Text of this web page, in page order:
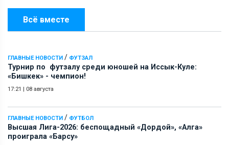
Всё вместе
ГЛАВНЫЕ НОВОСТИ / ФУТЗАЛ
Турнир по футзалу среди юношей на Иссык-Куле:
«Бишкек» - чемпион!
17:21 | 08 августа
ГЛАВНЫЕ НОВОСТИ / ФУТБОЛ
Высшая Лига-2026: беспощадный «Дордой», «Алга»
проиграла «Барсу»